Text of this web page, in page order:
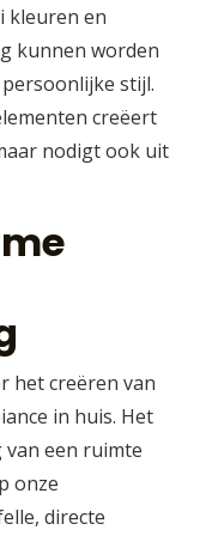
kleuren en
kunnen worden
stijl.
creëert
nodigt ook uit
het creëren van
in huis. Het
een ruimte
onze
directe